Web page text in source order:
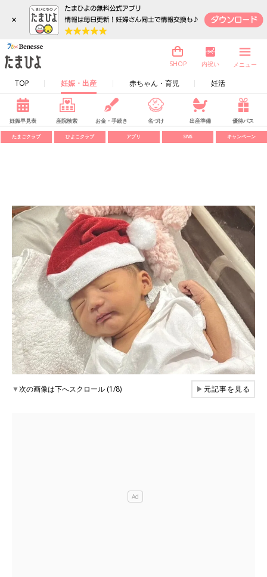
×
TOP 妊娠・出産 赤ちゃん・育児 妊活
SHOP 内祝い メニュー
妊娠早見表 産院検索 お金・手続き 名づけ 出産準備 優待パス
たまごクラブ ひよこクラブ アプリ SNS キャンペーン
▼次の画像は下へスクロール (1/8) ▶元記事を見る